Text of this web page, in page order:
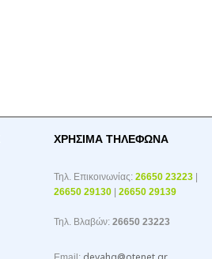
ΧΡΉΣΙΜΑ ΤΗΛΈΦΩΝΑ
Τηλ. Επικοινωνίας: 26650 23223
26650 29130
26650 29139
Τηλ. Βλαβών: 26650 23223